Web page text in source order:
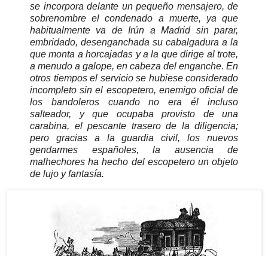
se incorpora delante un pequeño mensajero, de
sobrenombre el condenado a muerte, ya que
habitualmente va de Irún a Madrid sin parar,
embridado, desenganchada su cabalgadura a la
que monta a horcajadas y a la que dirige al trote,
a menudo a galope, en cabeza del enganche. En
otros tiempos el servicio se hubiese considerado
incompleto sin el escopetero, enemigo oficial de
los bandoleros cuando no era él incluso
salteador, y que ocupaba provisto de una
carabina, el pescante trasero de la diligencia;
pero gracias a la guardia civil, los nuevos
gendarmes españoles, la ausencia de
malhechores ha hecho del escopetero un objeto
de lujo y fantasía.